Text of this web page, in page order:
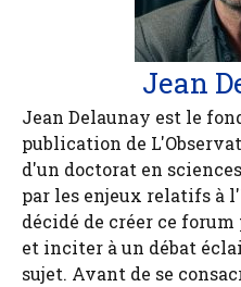
Jean
Jean Delaunay est le
publication de
d'un doctorat en
par les enjeux relatifs à
décidé de créer ce
et inciter à un débat
sujet. Avant de se